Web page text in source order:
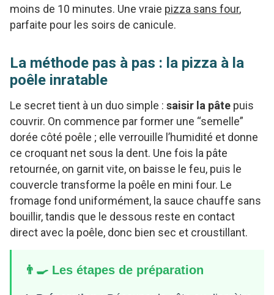
moins de 10 minutes. Une vraie pizza sans four,
parfaite pour les soirs de canicule.
La méthode pas à pas : la pizza à la
poêle inratable
Le secret tient à un duo simple : saisir la pâte puis
couvrir. On commence par former une “semelle”
dorée côté poêle ; elle verrouille l’humidité et donne
ce croquant net sous la dent. Une fois la pâte
retournée, on garnit vite, on baisse le feu, puis le
couvercle transforme la poêle en mini four. Le
fromage fond uniformément, la sauce chauffe sans
bouillir, tandis que le dessous reste en contact
direct avec la poêle, donc bien sec et croustillant.
👨‍🍳 Les étapes de préparation